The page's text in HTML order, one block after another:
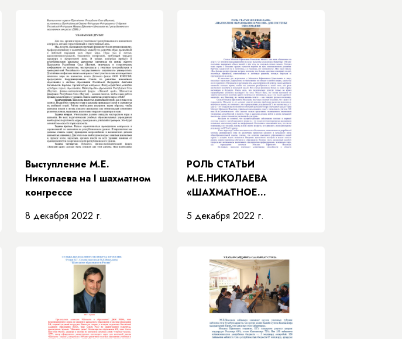
Выступление М.Е.
Николаева на I шахматном
конгрессе
8 декабря 2022 г.
РОЛЬ СТАТЬИ
М.Е.НИКОЛАЕВА
«ШАХМАТНОЕ
РОССИИ» ДЛЯ СИСТЕМЫ
5 декабря 2022 г.